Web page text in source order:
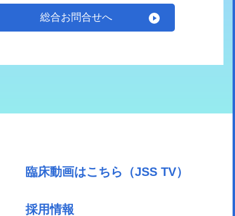
総合お問合せへ
臨床動画はこちら（JSS TV）
採用情報